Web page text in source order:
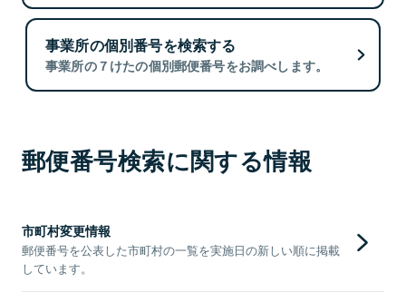
事業所の個別番号を検索する
事業所の７けたの個別郵便番号をお調べします。
郵便番号検索に関する情報
市町村変更情報
郵便番号を公表した市町村の一覧を実施日の新しい順に掲載
しています。